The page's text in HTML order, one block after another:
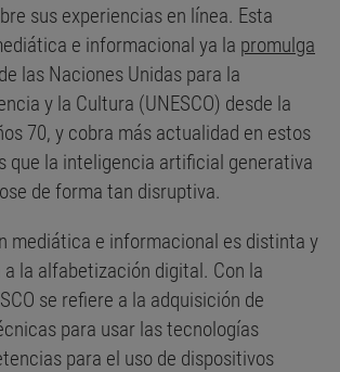
sus experiencias en línea. Esta
e informacional ya la promulga
las Naciones Unidas para la
y la Cultura (UNESCO) desde la
70, y cobra más actualidad en estos
que la inteligencia artificial generativa
de forma tan disruptiva.
mediática e informacional es distinta y
la alfabetización digital. Con la
se refiere a la adquisición de
para usar las tecnologías
para el uso de dispositivos